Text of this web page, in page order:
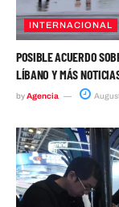
INTERNACIONAL
POSIBLE ACUERDO
LÍBANO Y MÁS
byAgencia